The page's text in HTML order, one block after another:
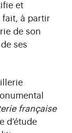
et
à partir
de son
ses
française
d’étude